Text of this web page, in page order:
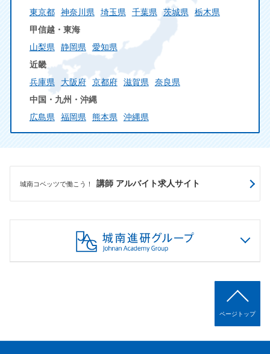
東京都
神奈川県 埼玉県 千葉県 茨城県
栃木県
甲信越・東海
山梨県
静岡県
愛知県
近畿
兵庫県
大阪府 京都府 滋賀県
奈良県
中国・九州・沖縄
広島県
福岡県 熊本県 沖縄県
城南コベッツで働こう！ 講師 アルバイト求人サイト
ページトップ